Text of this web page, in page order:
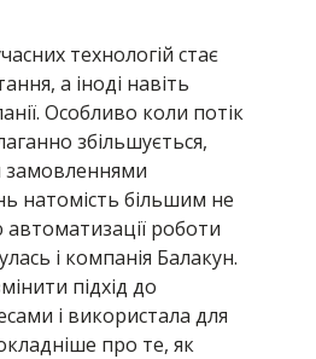
технологій стає
а іноді навіть
Особливо коли потік
збільшується,
замовленнями
натомість більшим не
роботи
і компанія Балакун.
підхід до
і використала для
про те, як